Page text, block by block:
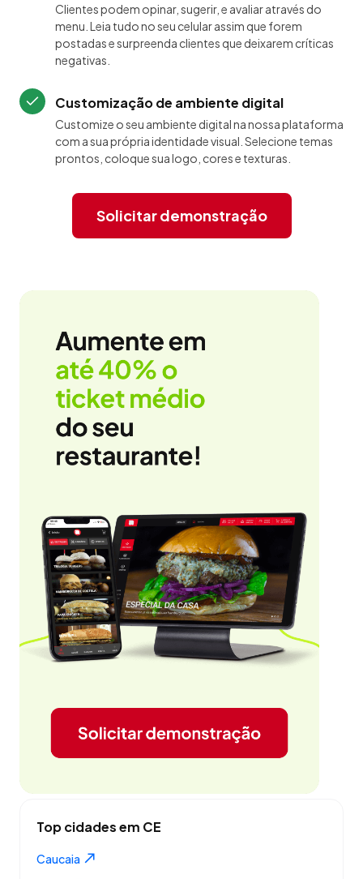
Clientes podem opinar, sugerir, e avaliar através do
menu. Leia tudo no seu celular assim que forem
postadas e surpreenda clientes que deixarem críticas
negativas.
Customização de ambiente digital
Customize o seu ambiente digital na nossa plataforma
com a sua própria identidade visual. Selecione temas
prontos, coloque sua logo, cores e texturas.
Solicitar demonstração
Top cidades em CE
Caucaia